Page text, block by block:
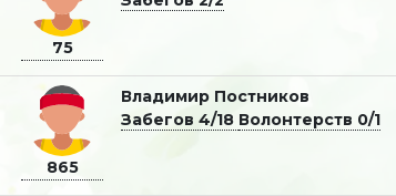
75
865
Владимир Постников
Забегов 4/18 Волонтерств 0/1